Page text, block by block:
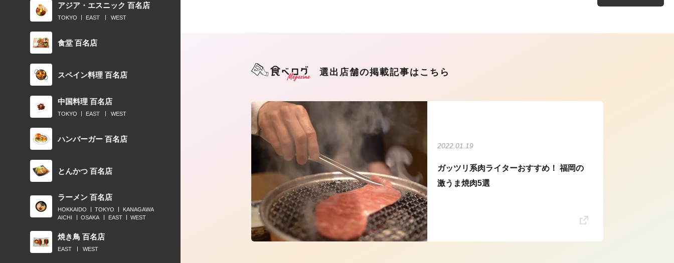
アジア・エスニック 百名店
TOKYO EAST WEST
食堂 百名店
スペイン料理 百名店
中国料理 百名店
TOKYO EAST WEST
ハンバーガー 百名店
とんかつ 百名店
ラーメン 百名店
HOKKAIDO TOKYO
KANAGAWA
AICHI
OSAKA EAST WEST
焼き鳥 百名店
EAST WEST
選出店舗の掲載記事はこちら
2022.01.19
ガッツリ系肉ライターおすすめ！ 福岡の
激うま焼肉5選